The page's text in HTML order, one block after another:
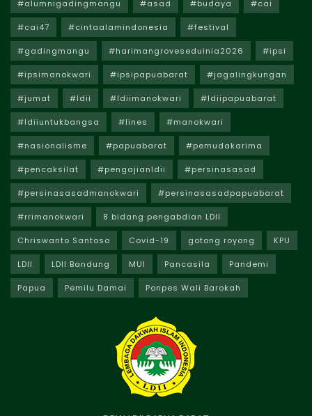
#alumnigadingmangu #asad #budaya #cai
#cai47 #cintaalamindonesia #festival
#gadingmangu #harimangroveseduinia2026 #ipsi
#ipsimanokwari #ipsipapuabarat #jagalingkungan
#jumat #ldii #ldiimanokwari #ldiipapuabarat
#ldiiuntukbangsa #lines #manokwari
#nasionalisme #papuabarat #pemudakarima
#pencaksilat #pengajianldii #persinasasad
#persinasasadmanokwari #persinasasadpapuabarat
#rrimanokwari 8 bidang pengabdian LDII
Chriswanto Santoso Covid-19 gotong royong KPU
LDII LDII Bandung MUI Pancasila Pandemi
Papua Pemilu Damai Ponpes Wali Barokah